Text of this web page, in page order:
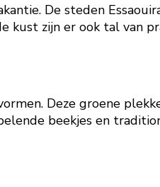
De steden
kust zijn er ook tal van
Deze groene
beekjes en